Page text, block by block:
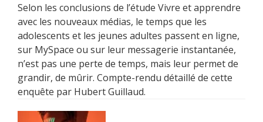
Selon les conclusions de l’étude Vivre et apprendre
avec les nouveaux médias, le temps que les
adolescents et les jeunes adultes passent en ligne,
sur MySpace ou sur leur messagerie instantanée,
n’est pas une perte de temps, mais leur permet de
grandir, de mûrir. Compte-rendu détaillé de cette
enquête par Hubert Guillaud.